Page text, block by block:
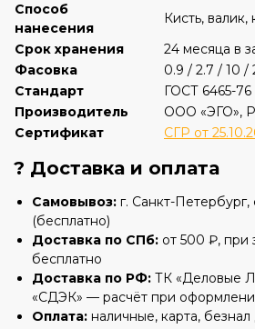
Способ
нанесения
Кисть, валик,
Срок хранения
24 месяца в
Фасовка
0.9 / 2.7 / 10 /
Стандарт
ГОСТ 6465-76
Производитель
ООО «ЭГО»,
Сертификат
СГР от
? Доставка и оплата
Самовывоз: г. Санкт-
(бесплатно)
Доставка по СПб: от 500 ₽, при
бесплатно
Доставка по РФ: ТК «Деловые
«СДЭК» — расчёт при
Оплата: наличные, карта,